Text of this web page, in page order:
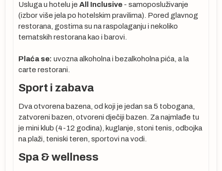
Usluga u hotelu je All Inclusive - samoposluživanje
(izbor više jela po hotelskim pravilima). Pored glavnog
restorana, gostima su na raspolaganju i nekoliko
tematskih restorana kao i barovi.
Plaća se: uvozna alkoholna i bezalkoholna pića, a la
carte restorani.
Sport i zabava
Dva otvorena bazena, od koji je jedan sa 5 tobogana,
zatvoreni bazen, otvoreni dječiji bazen. Za najmlađe tu
je mini klub (4-12 godina), kuglanje, stoni tenis, odbojka
na plaži, teniski teren, sportovi na vodi.
Spa & wellness